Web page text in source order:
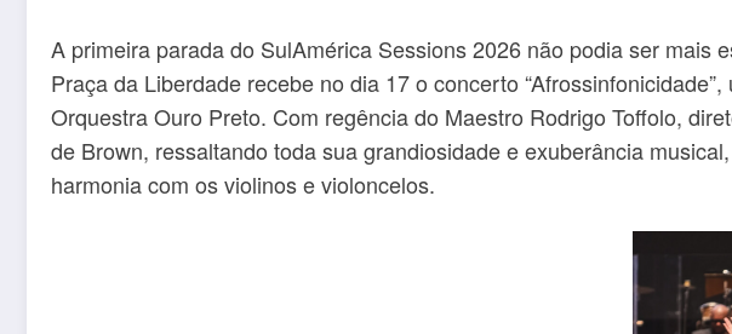
A primeira parada do SulAmérica Sessions 2026 não podia ser
Praça da Liberdade recebe no dia 17 o concerto
Orquestra Ouro Preto. Com regência do Maestro Rodrigo Toffolo,
de Brown, ressaltando toda sua grandiosidade e exuberância
harmonia com os violinos e violoncelos.